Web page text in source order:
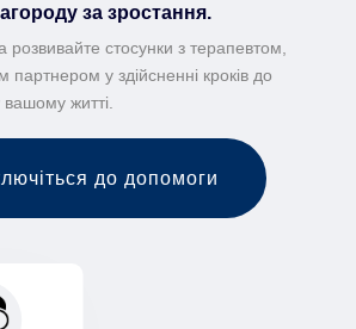
за зростання.
розвивайте стосунки з терапевтом,
у здійсненні кроків до
житті.
до допомоги